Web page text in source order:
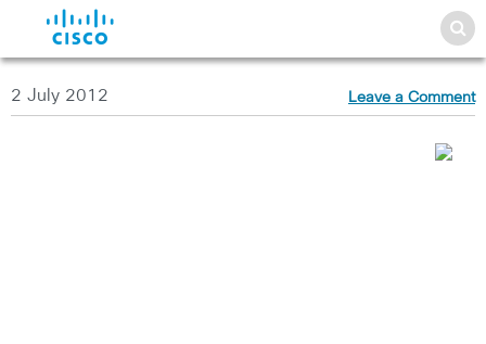
2 July 2012 Leave a Comment